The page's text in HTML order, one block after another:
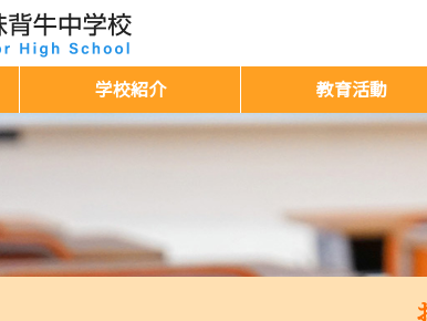
学校紹介 教育活動